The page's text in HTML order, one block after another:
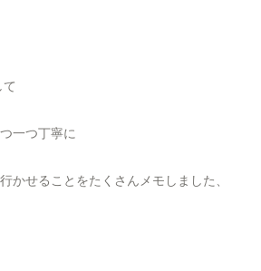
一つ丁寧に
かせることをたくさんメモしました、